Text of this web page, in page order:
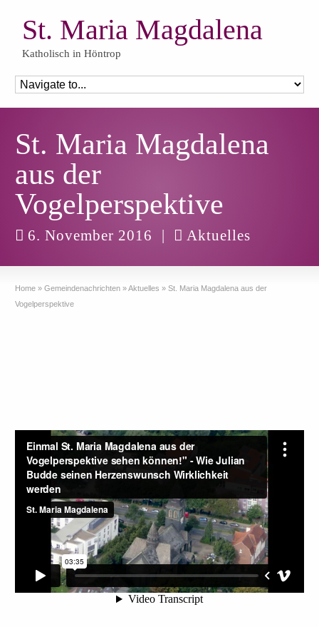
St. Maria Magdalena
Katholisch in Höntrop
St. Maria Magdalena
aus der
Vogelperspektive
6. November 2016 | Aktuelles
Home » Gemeindenachrichten »Aktuelles » St. Maria Magdalena aus der
Vogelperspektive